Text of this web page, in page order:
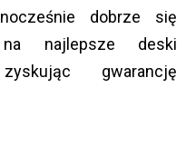
dobrze się
najlepsze deski
gwarancję